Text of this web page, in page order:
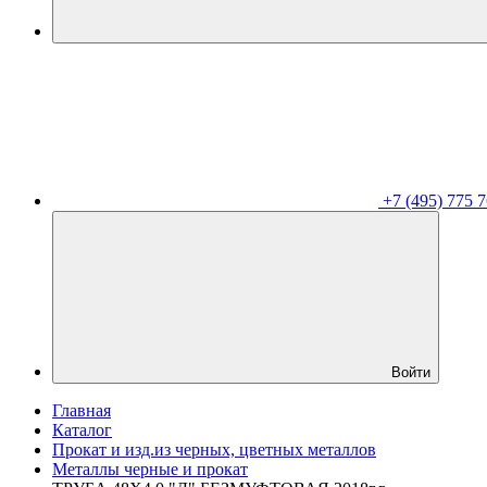
+7 (495) 775
Войти
Главная
Каталог
Прокат и изд.из черных, цветных металлов
Металлы черные и прокат